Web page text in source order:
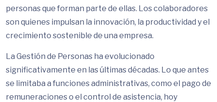
personas que forman parte de ellas. Los colaboradores
son quienes impulsan la innovación, la productividad y el
crecimiento sostenible de una empresa.
La Gestión de Personas ha evolucionado
significativamente en las últimas décadas. Lo que antes
se limitaba a funciones administrativas, como el pago de
remuneraciones o el control de asistencia, hoy